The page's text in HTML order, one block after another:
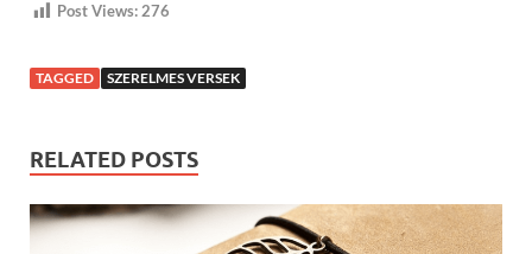
Post Views: 276
TAGGED SZERELMES VERSEK
RELATED POSTS